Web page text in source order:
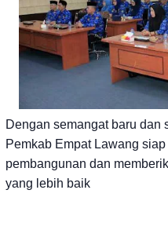
Dengan semangat baru dan
Pemkab Empat Lawang
pembangunan dan
yang lebih baik